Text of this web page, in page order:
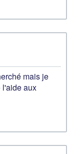
mais je
l'aide aux